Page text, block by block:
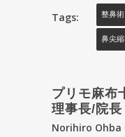
Tags: 整鼻術
鼻尖
プリモ麻布
理事長/院
Norihiro Ohba